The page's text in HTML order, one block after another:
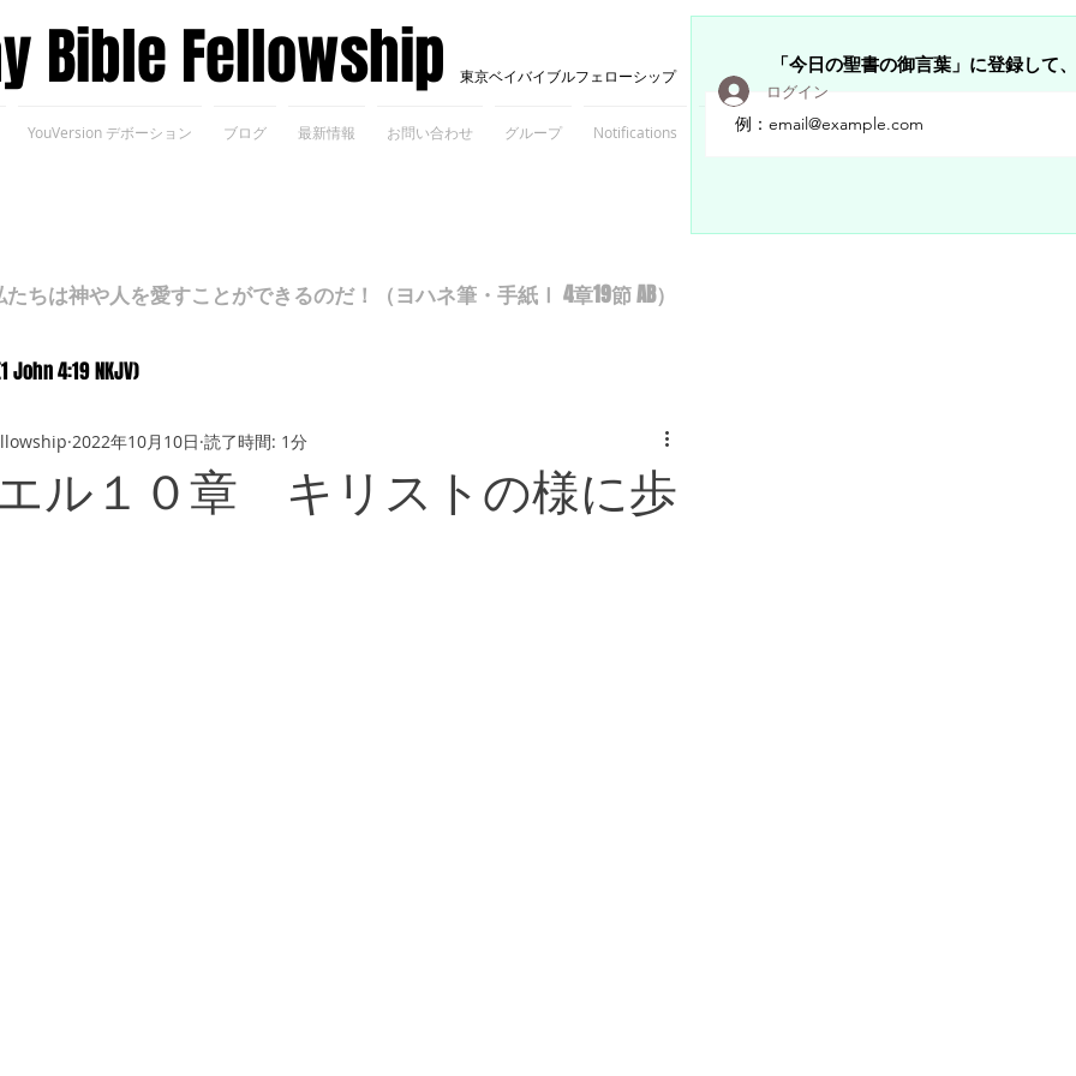
Bible Fellowship 東京ベイバイブルフェローシップ
YouVersion デボーション ブログ 最新情報 お問い合わせ グループ Notifications Members
「今日の聖書の御言葉」に登録して
ログイン
ちは神や人を愛すことができるのだ！（ヨハネ筆・手紙Ⅰ 4章19節 AB）
John 4:19 NKJV)
ル１０章 キリストの様に歩
2022年10月10日 読了時間: 1分